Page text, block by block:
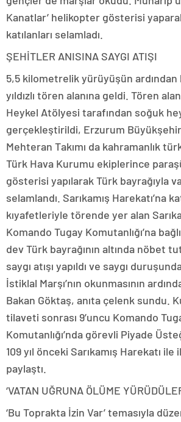
Kanatlar’ helikopter gösterisi
katılanları selamladı.
ŞEHİTLER ANISINA SAYGI ATIŞI
5,5 kilometrelik yürüyüşün ardından
yıldızlı tören alanına geldi. Tören
Heykel Atölyesi tarafından soğuk
gerçekleştirildi, Erzurum
Mehteran Takımı da kahramanlık
Türk Hava Kurumu ekiplerince
gösterisi yapılarak Türk bayrağıyla
selamlandı. Sarıkamış Harekatı’na
kıyafetleriyle törende yer alan
Komando Tugay Komutanlığı’na
dev Türk bayrağının altında nöbet
saygı atışı yapıldı ve saygı
İstiklal Marşı’nın okunmasının
Bakan Göktaş, anıta çelenk sundu.
tilaveti sonrası 9’uncu Komando
Komutanlığı’nda görevli Piyade
109 yıl önceki Sarıkamış Harekatı
paylaştı.
‘VATAN UĞRUNA ÖLÜME
‘Bu Toprakta İzin Var’ temasıyla